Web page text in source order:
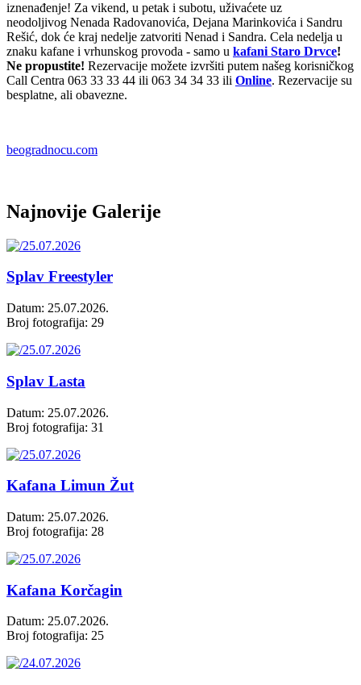
iznenađenje! Za vikend, u petak i subotu, uživaćete uz
neodoljivog Nenada Radovanovića, Dejana Marinkovića i Sandru
Rešić, dok će kraj nedelje zatvoriti Nenad i Sandra. Cela nedelja u
znaku kafane i vrhunskog provoda - samo u kafani Staro Drvce!
Ne propustite! Rezervacije možete izvršiti putem našeg korisničkog
Call Centra 063 33 33 44 ili 063 34 34 33 ili Online. Rezervacije su
besplatne, ali obavezne.
beogradnocu.com
Najnovije Galerije
Splav Freestyler
Datum: 25.07.2026.
Broj fotografija: 29
Splav Lasta
Datum: 25.07.2026.
Broj fotografija: 31
Kafana Limun Žut
Datum: 25.07.2026.
Broj fotografija: 28
Kafana Korčagin
Datum: 25.07.2026.
Broj fotografija: 25